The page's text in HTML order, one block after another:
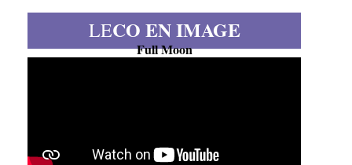
LECO EN IMAGE
Full Moon